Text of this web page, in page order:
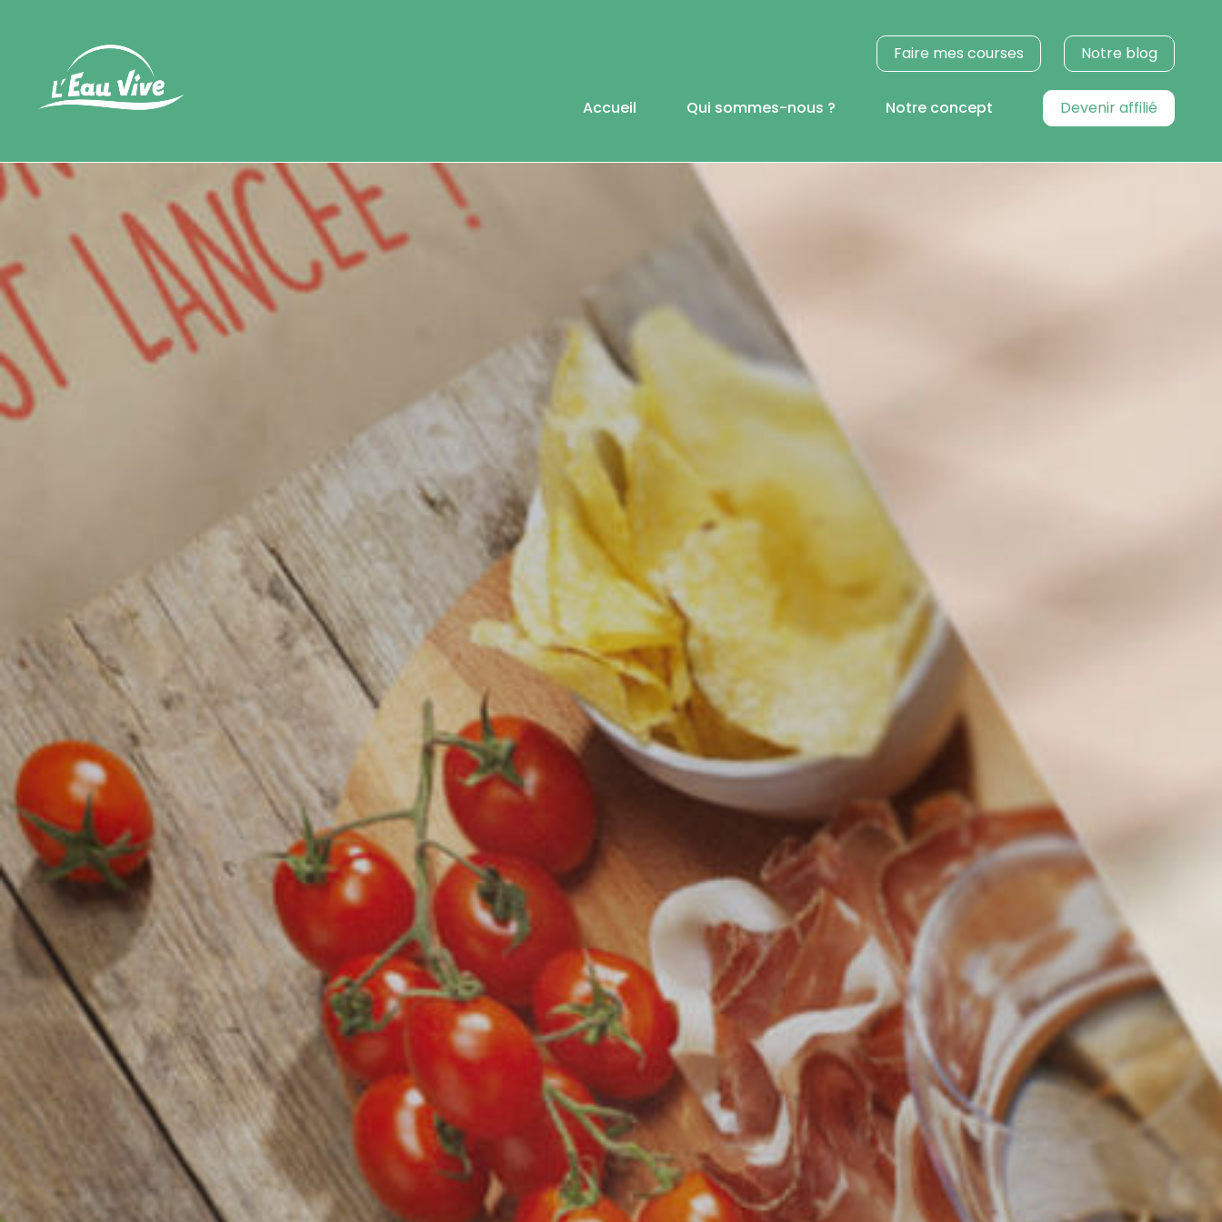
Faire mes courses Notre blog
Accueil Qui sommes-nous ? Notre concept Devenir affilié